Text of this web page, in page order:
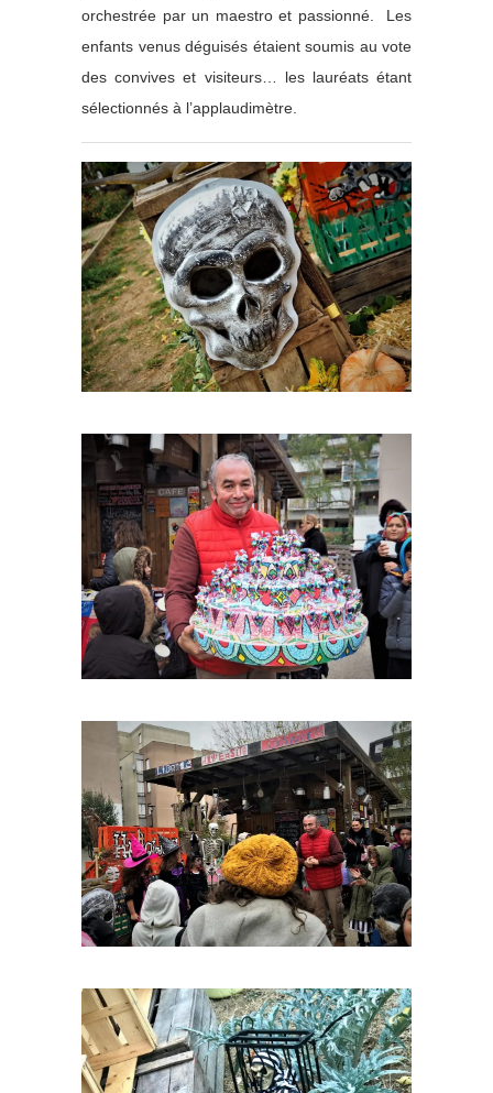
orchestrée par un maestro et passionné. Les
enfants venus déguisés étaient soumis au vote
des convives et visiteurs… les lauréats étant
sélectionnés à l’applaudimètre.